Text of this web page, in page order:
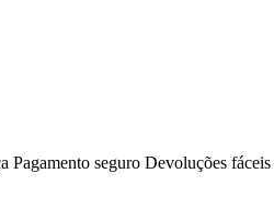
Pagamento seguro Devoluções fáceis